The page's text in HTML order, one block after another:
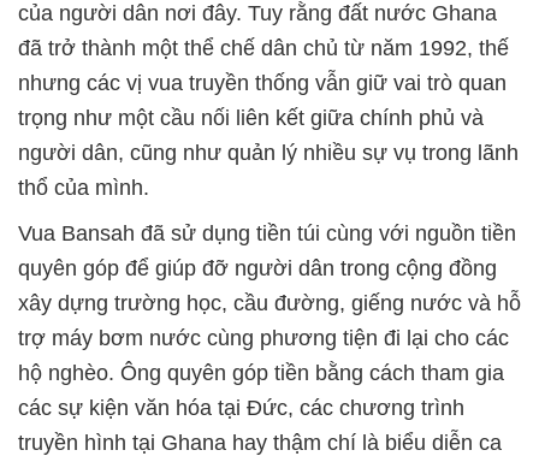
của người dân nơi đây. Tuy rằng đất nước Ghana
đã trở thành một thể chế dân chủ từ năm 1992, thế
nhưng các vị vua truyền thống vẫn giữ vai trò quan
trọng như một cầu nối liên kết giữa chính phủ và
người dân, cũng như quản lý nhiều sự vụ trong lãnh
thổ của mình.
Vua Bansah đã sử dụng tiền túi cùng với nguồn tiền
quyên góp để giúp đỡ người dân trong cộng đồng
xây dựng trường học, cầu đường, giếng nước và hỗ
trợ máy bơm nước cùng phương tiện đi lại cho các
hộ nghèo. Ông quyên góp tiền bằng cách tham gia
các sự kiện văn hóa tại Đức, các chương trình
truyền hình tại Ghana hay thậm chí là biểu diễn ca